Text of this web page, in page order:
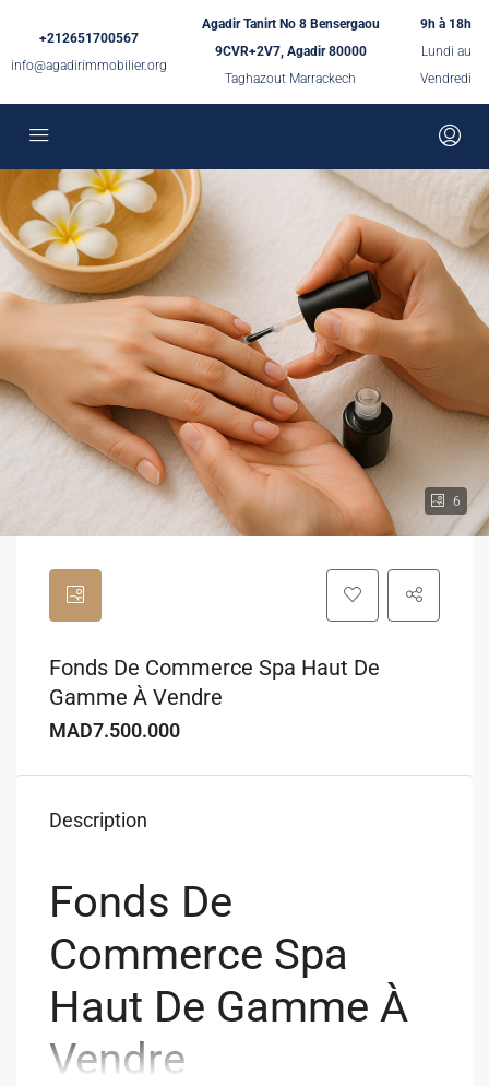
+212651700567
info@agadirimmobilier.org
Agadir Tanirt No 8 Bensergaou
9CVR+2V7, Agadir 80000
Taghazout Marrackech
9h à 18h
Lundi au
Vendredi
6
Fonds De Commerce Spa Haut De
Gamme À Vendre
MAD7.500.000
Description
Fonds De
Commerce Spa
Haut De Gamme À
Vendre